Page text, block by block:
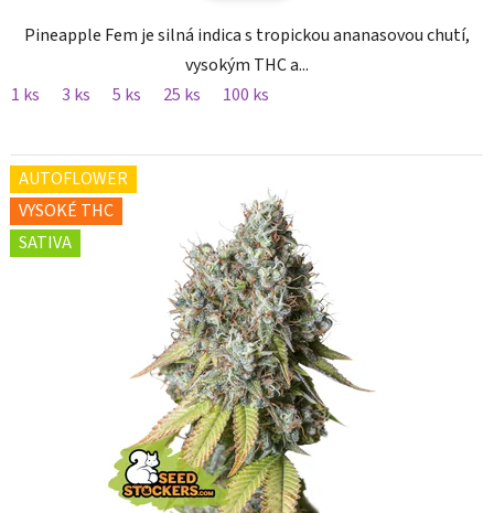
Pineapple Fem je silná indica s tropickou ananasovou chutí,
vysokým THC a...
1 ks
3 ks 5 ks 25 ks 100 ks
AUTOFLOWER
VYSOKÉ THC
SATIVA